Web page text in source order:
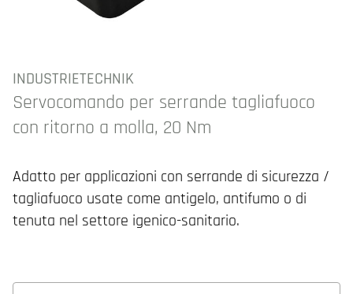
INDUSTRIETECHNIK
Servocomando per serrande tagliafuoco
con ritorno a molla, 20 Nm
Adatto per applicazioni con serrande di sicurezza /
tagliafuoco usate come antigelo, antifumo o di
tenuta nel settore igenico-sanitario.